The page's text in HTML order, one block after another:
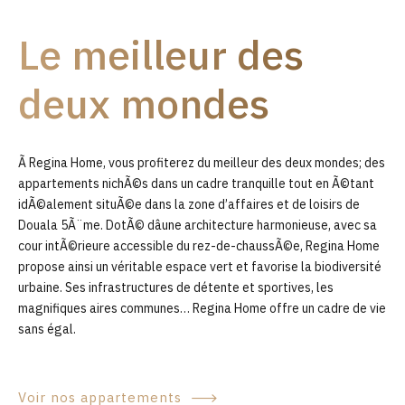
0
Le meilleur des
deux mondes
Ã Regina Home, vous profiterez du meilleur des deux mondes; des
appartements nichÃ©s dans un cadre tranquille tout en Ã©tant
idÃ©alement situÃ©e dans la zone d’affaires et de loisirs de
Douala 5Ã¨me. DotÃ© dâune architecture harmonieuse, avec sa
cour intÃ©rieure accessible du rez-de-chaussÃ©e, Regina Home
propose ainsi un véritable espace vert et favorise la biodiversité
urbaine. Ses infrastructures de détente et sportives, les
magnifiques aires communes… Regina Home offre un cadre de vie
sans égal.
Voir nos appartements